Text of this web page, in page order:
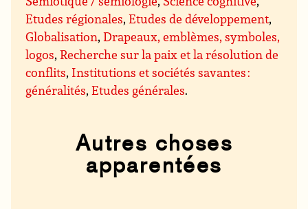
Etudes régionales,Etudes de développement,
Globalisation,Drapeaux, emblèmes, symboles,
logos,Recherche sur la paix et la résolution de
conflits, Institutions et sociétés savantes :
généralités,Etudes générales.
Autres choses
apparentées